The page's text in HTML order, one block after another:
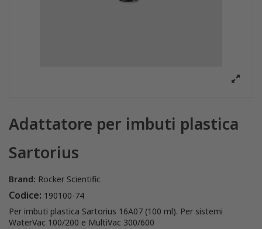
Adattatore per imbuti plastica
Sartorius
Brand: Rocker Scientific
Codice: 190100-74
Per imbuti plastica Sartorius 16A07 (100 ml). Per sistemi
WaterVac 100/200 e MultiVac 300/600